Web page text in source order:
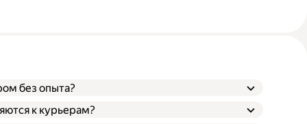
без опыта?
к курьерам?